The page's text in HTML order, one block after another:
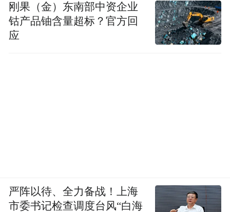
刚果（金）东南部中资企业
钴产品铀含量超标？官方回
应
严阵以待、全力备战！上海
市委书记检查调度台风“白海